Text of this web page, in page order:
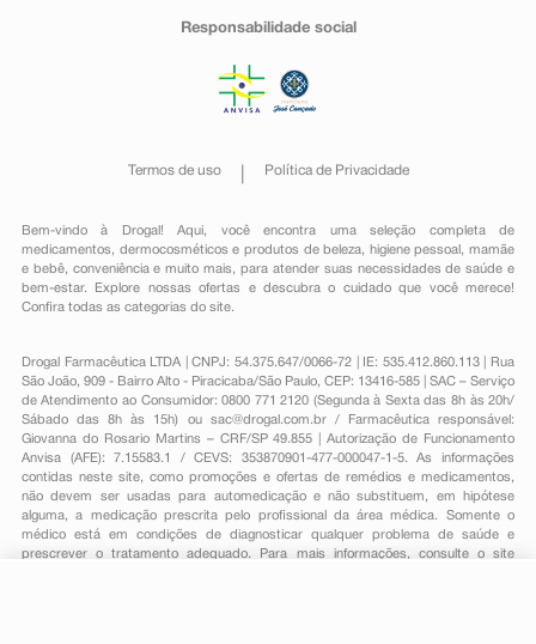
Responsabilidade social
Termos de uso Política de Privacidade
Bem-vindo à Drogal! Aqui, você encontra uma seleção completa de
medicamentos , dermocosméticos e produtos de beleza, higiene pessoal ,mamãe
e bebê, conveniênciae muito mais, para atender suas necessidades de saúde e
bem-estar. Explore nossas ofertas e descubra o cuidado que você merece!
Confira todas as categorias do site.
Drogal Farmacêutica LTDA | CNPJ: 54.375.647/0066-72 | IE: 535.412.860.113 | Rua
São João, 909 - Bairro Alto - Piracicaba/São Paulo, CEP: 13416-585 | SAC – Serviço
de Atendimento ao Consumidor: 0800 771 2120 (Segunda à Sexta das 8h às 20h/
Sábado das 8h às 15h) ou sac@drogal.com.br/ Farmacêutica responsável:
Giovanna do Rosario Martins – CRF/SP 49.855 | Autorização de Funcionamento
Anvisa (AFE): 7.15583.1 / CEVS: 353870901-477-000047-1-5. As informações
contidas neste site, como promoções e ofertas de remédios e medicamentos,
não devem ser usadas para automedicação e não substituem, em hipótese
alguma, a medicação prescrita pelo profissional da área médica. Somente o
médico está em condições de diagnosticar qualquer problema de saúde e
prescrever o tratamento adequado. Para mais informações, consulte o site